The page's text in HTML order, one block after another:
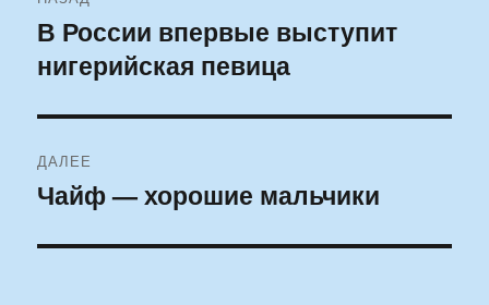
по
записям
Предыдущая
запись:
В России впервые выступит
нигерийская певица
ДАЛЕЕ
Следующая
Чайф — хорошие мальчики